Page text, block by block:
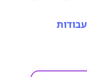
עבודות